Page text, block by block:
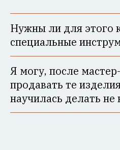
Нужны ли для этого
специальные
Я могу, после
продавать те
научилась делать не